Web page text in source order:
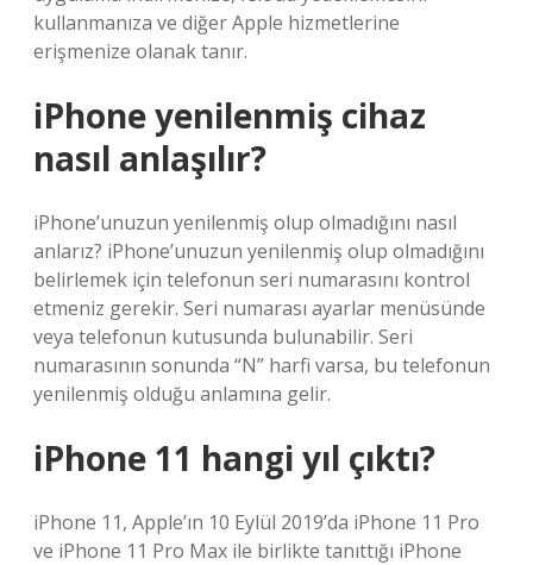
kullanmanıza ve diğer Apple hizmetlerine
erişmenize olanak tanır.
iPhone yenilenmiş cihaz
nasıl anlaşılır?
iPhone’unuzun yenilenmiş olup olmadığını nasıl
anlarız? iPhone’unuzun yenilenmiş olup olmadığını
belirlemek için telefonun seri numarasını kontrol
etmeniz gerekir. Seri numarası ayarlar menüsünde
veya telefonun kutusunda bulunabilir. Seri
numarasının sonunda “N” harfi varsa, bu telefonun
yenilenmiş olduğu anlamına gelir.
iPhone 11 hangi yıl çıktı?
iPhone 11, Apple’ın 10 Eylül 2019’da iPhone 11 Pro
ve iPhone 11 Pro Max ile birlikte tanıttığı iPhone